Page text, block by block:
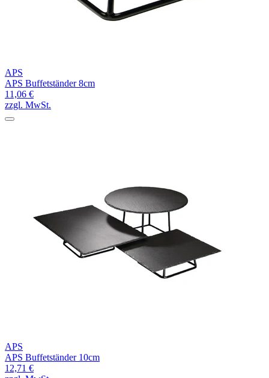
APS
APS Buffetständer 8cm
11,06 €
zzgl. MwSt.
APS
APS Buffetständer 10cm
12,71 €